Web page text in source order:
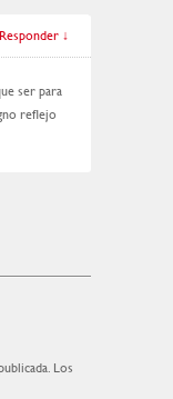
Responder ↓
ser para
reflejo
Los